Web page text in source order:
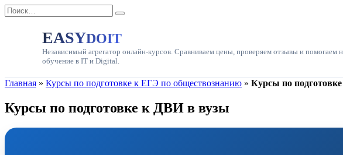
Перейти
к
Search
for:
EASYDOIT
Независимый агрегатор онлайн-курсов. Сравниваем цены, проверяем отзывы и помогаем
обучение в IT и Digital.
Главная » Курсы по подготовке к ЕГЭ по обществознанию » Курсы по
Курсы по подготовке к ДВИ в вузы